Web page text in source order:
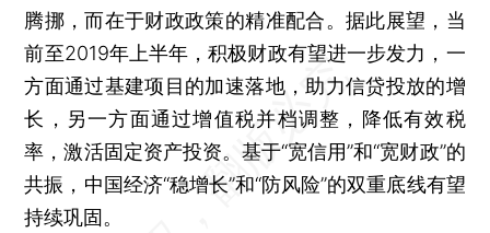
腾挪，而在于财政政策的精准配合。据此展望，当
前至2019年上半年，积极财政有望进一步发力，一
方面通过基建项目的加速落地，助力信贷投放的增
长，另一方面通过增值税并档调整，降低有效税
率，激活固定资产投资。基于“宽信用”和“宽财政”的
共振，中国经济“稳增长”和“防风险”的双重底线有望
持续巩固。